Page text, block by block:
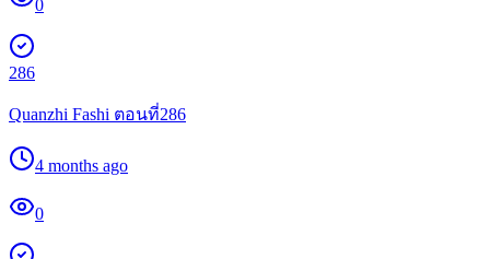
0
286
Quanzhi Fashi ตอนที่286
4 months ago
0